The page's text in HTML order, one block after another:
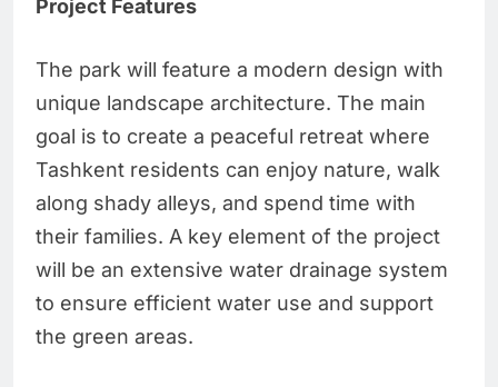
Project Features
The park will feature a modern design with
unique landscape architecture. The main
goal is to create a peaceful retreat where
Tashkent residents can enjoy nature, walk
along shady alleys, and spend time with
their families. A key element of the project
will be an extensive water drainage system
to ensure efficient water use and support
the green areas.